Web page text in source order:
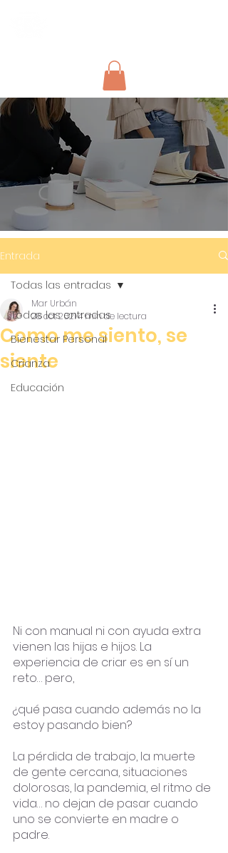
Entrada
Todas las entradas
Bienestar Personal
Crianza
Educación
Todas las entradas
Como me siento, se
siente
Mar Urbán
28 oct 20214 min de lectura
Ni con manual ni con ayuda extra
vienen las hijas e hijos. La
experiencia de criar es en sí un
reto… pero,
¿qué pasa cuando además no la
estoy pasando bien?
La pérdida de trabajo, la muerte
de gente cercana, situaciones
dolorosas, la pandemia, el ritmo de
vida… no dejan de pasar cuando
uno se convierte en madre o
padre.